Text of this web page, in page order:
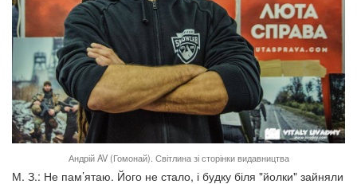
Андрій AV (Гомонай). Світлина зі сторінки видавництва
М. З.: Не пам’ятаю. Його не стало, і будку біля "йолки" зайняли